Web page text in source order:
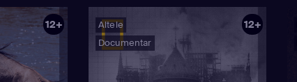
12+
Altele
Documentar
12+